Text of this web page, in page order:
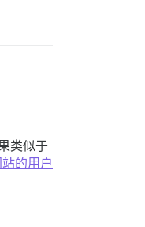
类似于
站的用户